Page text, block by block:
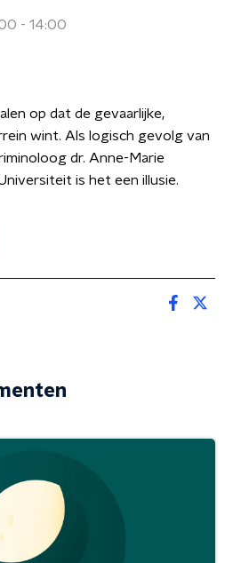
- 14:00
op dat de gevaarlijke,
wint. Als logisch gevolg van
dr. Anne-Marie
is het een illusie.